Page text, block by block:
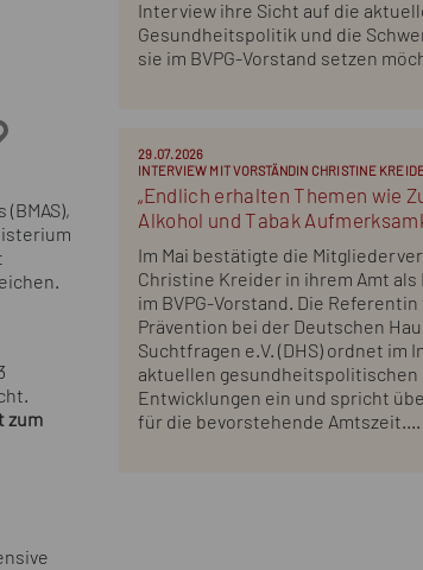
zum
Interview ihre Sicht auf die
Gesundheitspolitik und die
sie im BVPG-Vorstand setzen
29.07.2026
INTERVIEW MIT VORSTÄNDIN CHRISTINE
„Endlich erhalten Themen wie
Alkohol und Tabak
Im Mai bestätigte die
Christine Kreider in ihrem Amt
im BVPG-Vorstand. Die
Prävention bei der Deutschen
Suchtfragen e.V. (DHS) ordnet im
aktuellen gesundheitspolitischen
Entwicklungen ein und spricht
für die bevorstehende Amtszeit....